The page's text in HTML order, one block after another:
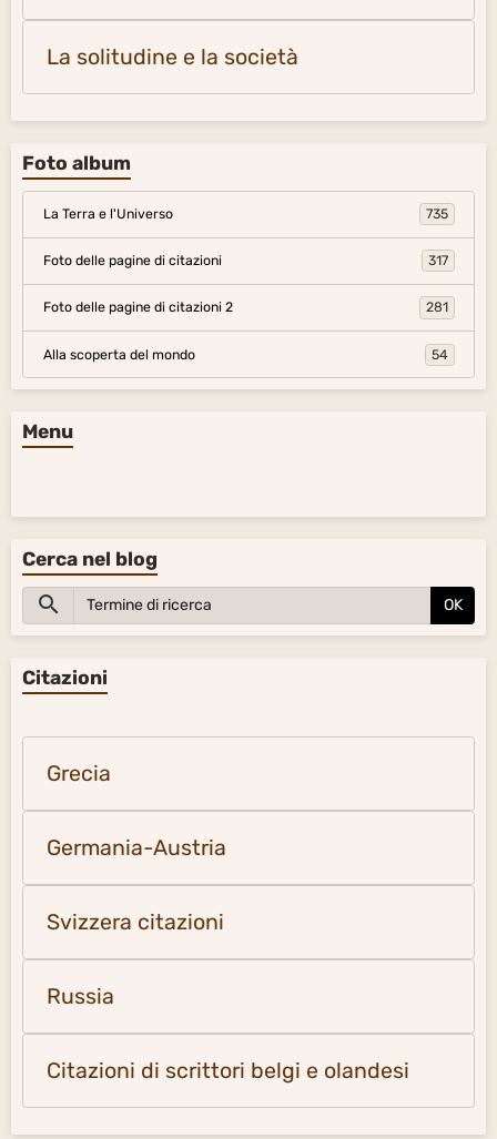
La solitudine e la società
Foto album
La Terra e l'Universo 735
Foto delle pagine di citazioni 317
Foto delle pagine di citazioni 2 281
Alla scoperta del mondo 54
Menu
Cerca nel blog
OK
Citazioni
Grecia
Germania-Austria
Svizzera citazioni
Russia
Citazioni di scrittori belgi e olandesi